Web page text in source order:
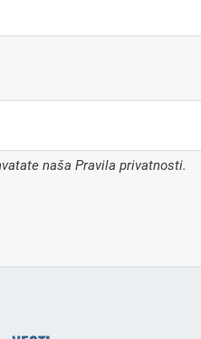
naša Pravila privatnosti.